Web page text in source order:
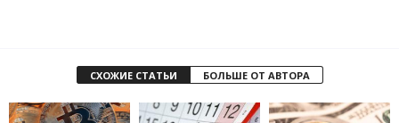
СХОЖИЕ СТАТЬИ БОЛЬШЕ ОТ АВТОРА